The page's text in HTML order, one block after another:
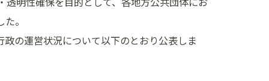
。
の運営状況について以下のとおり公表しま